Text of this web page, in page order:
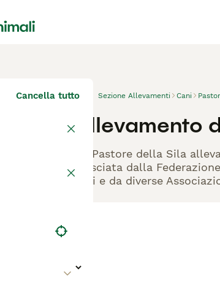
Cancella tutto Sezione Allevamenti Cani
Allevamento
Gli Pastore della Sila
rilasciata dalla
cani e da diverse